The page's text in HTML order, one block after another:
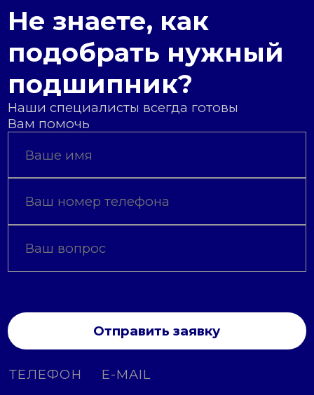
Не знаете, как
подобрать нужный
подшипник?
Наши специалисты всегда готовы
Вам помочь
Отправить заявку
ТЕЛЕФОН E-MAIL